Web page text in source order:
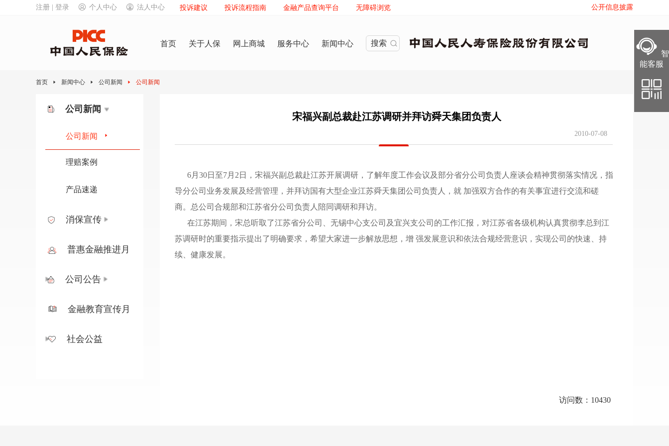
注册 | 登录 个人中心 法人中心 投诉建议 投诉流程指南 金融产品查询平台 无障碍浏览 公开信息披露
首页 关于人保 网上商城 服务中心 新闻中心 搜索
首页 新闻中心 公司新闻 公司新闻
公司新闻
公司新闻
理赔案例
产品速递
消保宣传
普惠金融推进月
公司公告
金融教育宣传月
社会公益
宋福兴副总裁赴江苏调研并拜访舜天集团负责人
2010-07-08
6月30日至7月2日 ， 宋福兴副总裁赴江苏开展调研 ， 了解年度工作会议及部分省分公司负责人座谈会精神贯彻落实情况 ， 指
导分公司业务发展及经营管理 ， 并拜访国有大型企业江苏舜天集团公司负责人 ， 就 加强双方合作的有关事宜进行交流和磋
商。 总公司合规部和江苏省分公司负责人陪同调研和拜访。
在江苏期间 ， 宋总听取了江苏省分公司、无锡中心支公司及宜兴支公司的工作汇报 ， 对江苏省各级机构认真贯彻李总到江
苏调研时的重要指示提出了明确要求 ， 希望大家进一步解放思想 ， 增 强发展意识和依法合规经营意识 ， 实现公司的快速、持
续、健康发展。
访问数：10430
智
能客服
智
能客服